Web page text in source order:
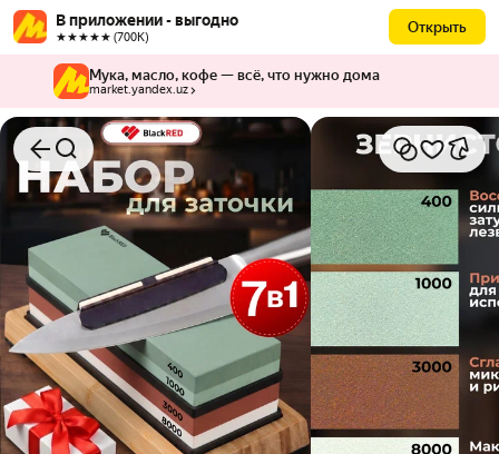
В приложении - выгодно
★★★★★ (700К)
Открыть
Мука, масло, кофе — всё, что нужно дома
market.yandex.uz